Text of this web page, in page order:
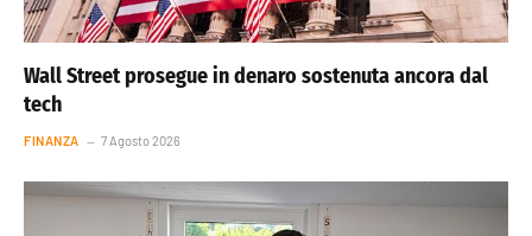
Wall Street prosegue in denaro sostenuta ancora dal
tech
FINANZA 7 Agosto 2026